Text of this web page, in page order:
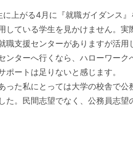
上がる4月に『就職ガイダンス
している学生を見かけません。実
職支援センターがありますが活
ンターへ行くなら、ハローワー
ポートは足りないと感じます。
った私にとっては大学の校舎で公
た。民間志望でなく、公務員志